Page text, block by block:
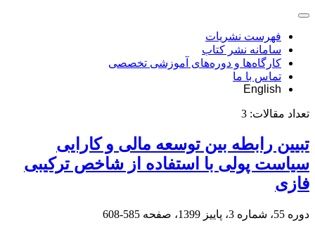
فهرست نشریات
سامانه نشر کتاب
کارگاه‌ها و دوره‌های آموزشی تخصصی
تماس با ما
English
تعداد مقالات: 3
تبیین رابطه بین توسعه مالی و کارایی
سیاست پولی با استفاده از شاخص ترکیبی
فازی
دوره 55، شماره 3، پاییز 1399، صفحه 585-608